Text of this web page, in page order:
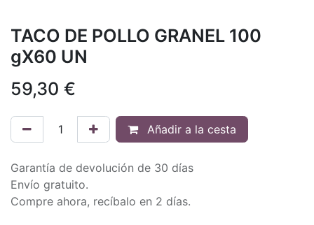
TACO DE POLLO GRANEL 100
gX60 UN
59,30 €
Añadir a la cesta
Garantía de devolución de 30 días
Envío gratuito.
Compre ahora, recíbalo en 2 días.